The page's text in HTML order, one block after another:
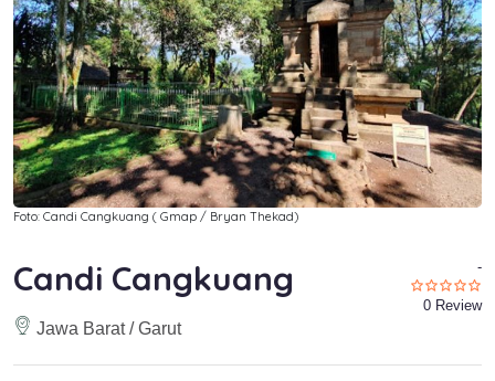
Foto: Candi Cangkuang ( Gmap / Bryan Thekad)
Candi Cangkuang
Jawa Barat / Garut
-
0 Review